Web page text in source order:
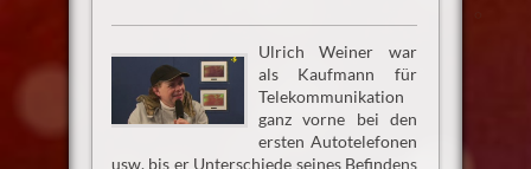
Ulrich Weiner war
als Kaufmann für
Telekommunikation
ganz vorne bei den
ersten Autotelefonen
usw. bis er Unterschiede seines Befindens